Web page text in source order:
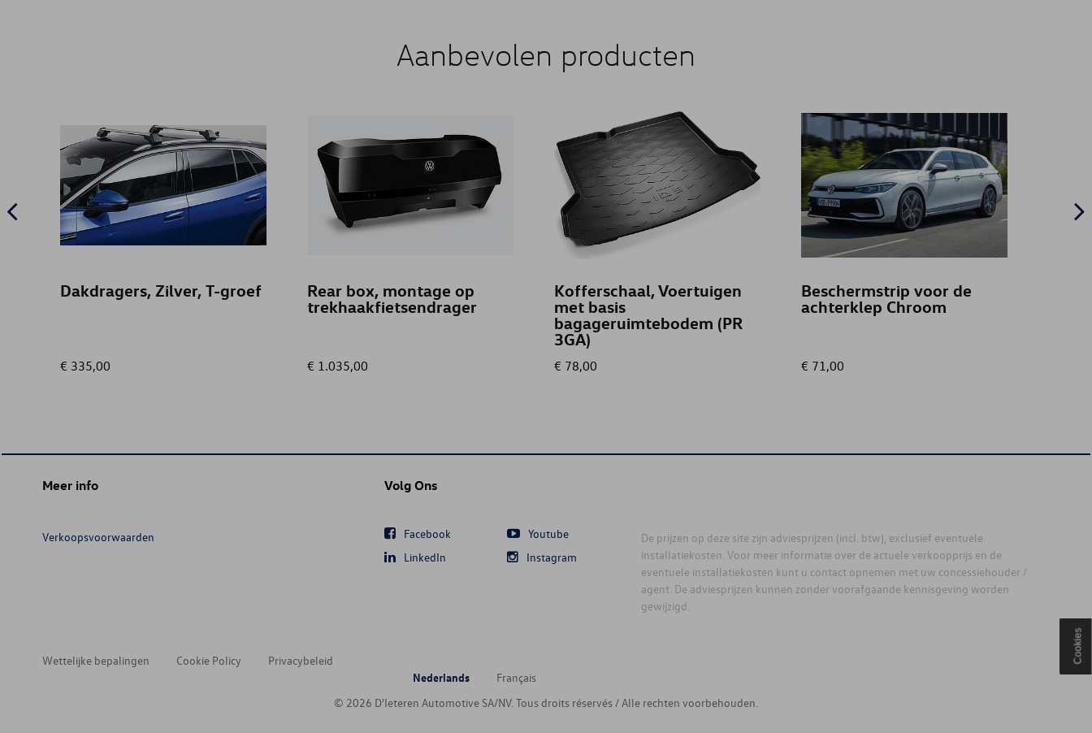
Aanbevolen producten
Dakdragers, Zilver, T-groef
€ 335,00
Rear box, montage op
trekhaakfietsendrager
€ 1.035,00
Kofferschaal, Voertuigen
met basis
bagageruimtebodem (PR
3GA)
€ 78,00
Beschermstrip voor de
achterklep Chroom
€ 71,00
Meer info
Verkoopsvoorwaarden
Volg Ons
Facebook
Youtube
LinkedIn
Instagram
De prijzen op deze site zijn adviesprijzen (incl. btw), exclusief eventuele
installatiekosten. Voor meer informatie over de actuele verkoopprijs en de
eventuele installatiekosten kunt u contact opnemen met uw concessiehouder /
agent. De adviesprijzen kunnen zonder voorafgaande kennisgeving worden
gewijzigd.
Wettelijke bepalingen Cookie Policy
Privacybeleid
Nederlands
Français
© 2026 D'Ieteren Automotive SA/NV. Tous droits réservés / Alle rechten voorbehouden.
Cookies